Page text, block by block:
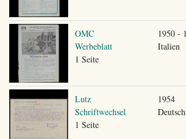
OMC
Werbeblatt
1 Seite
1950 -
Italien
Lutz
Schriftwechsel
1 Seite
1954